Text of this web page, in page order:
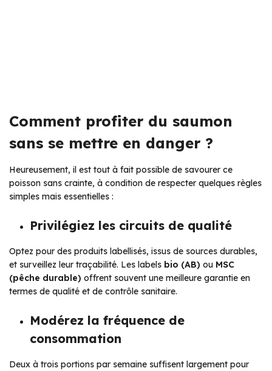
Comment profiter du saumon
sans se mettre en danger ?
Heureusement, il est tout à fait possible de savourer ce
poisson sans crainte, à condition de respecter quelques règles
simples mais essentielles :
Privilégiez les circuits de qualité
Optez pour des produits labellisés, issus de sources durables,
et surveillez leur traçabilité. Les labels bio (AB) ou MSC
(pêche durable) offrent souvent une meilleure garantie en
termes de qualité et de contrôle sanitaire.
Modérez la fréquence de
consommation
Deux à trois portions par semaine suffisent largement pour